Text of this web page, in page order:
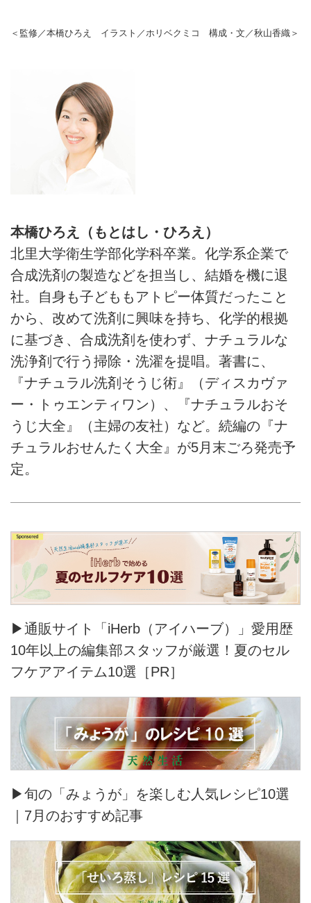
＜監修／本橋ひろえ イラスト／ホリベクミコ 構成・文／秋山香織＞
本橋ひろえ（もとはし・ひろえ）
北里大学衛生学部化学科卒業。化学系企業で
合成洗剤の製造などを担当し、結婚を機に退
社。自身も子どももアトピー体質だったこと
から、改めて洗剤に興味を持ち、化学的根拠
に基づき、合成洗剤を使わず、ナチュラルな
洗浄剤で行う掃除・洗濯を提唱。著書に、
『ナチュラル洗剤そうじ術』（ディスカヴァ
ー・トゥエンティワン）、『ナチュラルおそ
うじ大全』（主婦の友社）など。続編の『ナ
チュラルおせんたく大全』が5月末ごろ発売予
定。
▶通販サイト「iHerb（アイハーブ）」愛用歴
10年以上の編集部スタッフが厳選！夏のセル
フケアアイテム10選［PR］
▶旬の「みょうが」を楽しむ人気レシピ10選
｜7月のおすすめ記事